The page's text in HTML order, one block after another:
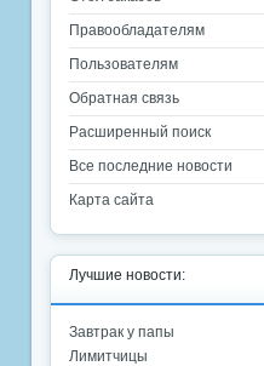
Правообладателям
Пользователям
Обратная связь
Расширенный поиск
Все последние новости
Карта сайта
Лучшие новости:
Завтрак у папы
Лимитчицы